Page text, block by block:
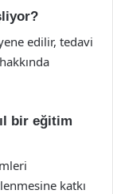
edilir, tedavi
bir eğitim
katkı